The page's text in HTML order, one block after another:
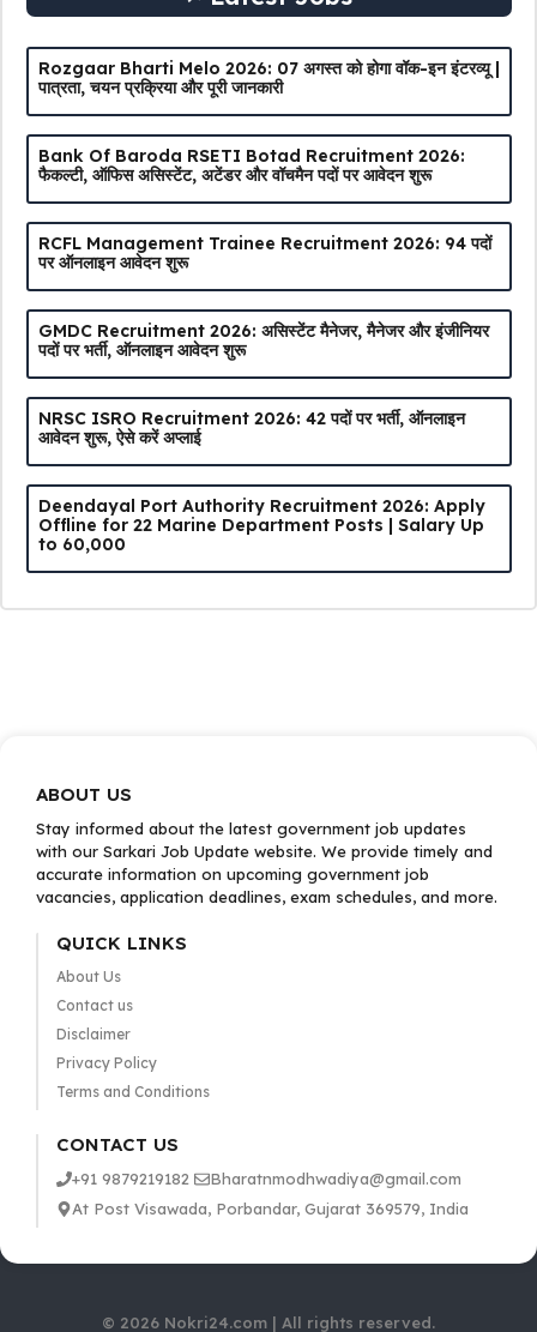
Rozgaar Bharti Melo 2026: 07 अगस्त को होगा वॉक-इन इंटरव्यू |
पात्रता, चयन प्रक्रिया और पूरी जानकारी
Bank Of Baroda RSETI Botad Recruitment 2026:
फैकल्टी, ऑफिस असिस्टेंट, अटेंडर और वॉचमैन पदों पर आवेदन शुरू
RCFL Management Trainee Recruitment 2026: 94 पदों
पर ऑनलाइन आवेदन शुरू
GMDC Recruitment 2026: असिस्टेंट मैनेजर, मैनेजर और इंजीनियर
पदों पर भर्ती, ऑनलाइन आवेदन शुरू
NRSC ISRO Recruitment 2026: 42 पदों पर भर्ती, ऑनलाइन
आवेदन शुरू, ऐसे करें अप्लाई
Deendayal Port Authority Recruitment 2026: Apply
Offline for 22 Marine Department Posts | Salary Up
to ₹60,000
ABOUT US
Stay informed about the latest government job updates
with our Sarkari Job Update website. We provide timely and
accurate information on upcoming government job
vacancies, application deadlines, exam schedules, and more.
QUICK LINKS
About Us
Contact us
Disclaimer
Privacy Policy
Terms and Conditions
CONTACT US
+91 9879219182
Bharatnmodhwadiya@gmail.com
At Post Visawada, Porbandar, Gujarat 369579, India
© 2026 Nokri24.com | All rights reserved.